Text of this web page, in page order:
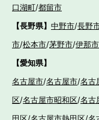
口湖町/都留市
【長野県】 中野市/長野
市/松本市/茅野市/伊那市
【愛知県】
名古屋市/名古屋市/名古
区/名古屋市昭和区/名古